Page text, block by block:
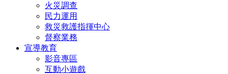
火災調查
民力運用
救災救護指揮中心
督察業務
宣導教育
影音專區
互動小遊戲